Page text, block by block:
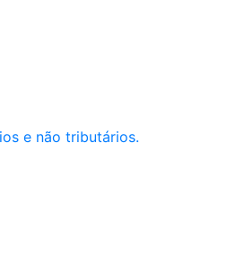
e não tributários.